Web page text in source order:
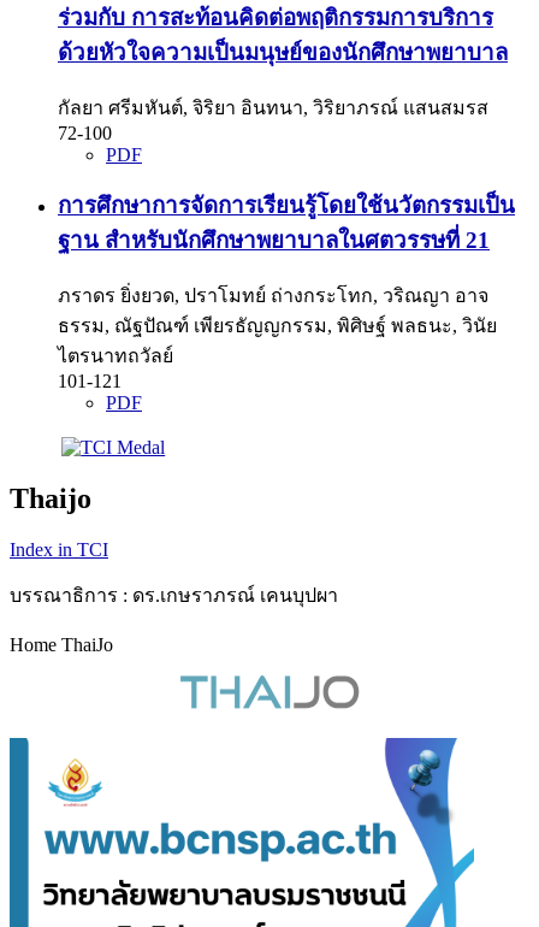
ร่วมกับ การสะท้อนคิดต่อพฤติกรรมการบริการ
ด้วยหัวใจความเป็นมนุษย์ของนักศึกษาพยาบาล
กัลยา ศรีมหันต์, จิริยา อินทนา, วิริยาภรณ์ แสนสมรส
72-100
PDF
การศึกษาการจัดการเรียนรู้โดยใช้นวัตกรรมเป็น
ฐาน สำหรับนักศึกษาพยาบาลในศตวรรษที่ 21
ภราดร ยิ่งยวด, ปราโมทย์ ถ่างกระโทก, วริณญา อาจ
ธรรม, ณัฐปัณฑ์ เพียรธัญญกรรม, พิศิษฐ์ พลธนะ, วินัย
ไตรนาทถวัลย์
101-121
PDF
Thaijo
Index in TCI
บรรณาธิการ : ดร.เกษราภรณ์ เคนบุปผา
Home ThaiJo